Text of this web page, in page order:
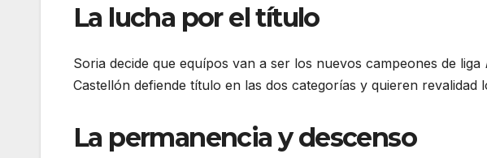
La lucha por el título
Soria decide que equípos van a ser los nuevos campeones de liga
Castellón defiende título en las dos categorías y quieren revalidad
La permanencia y descenso